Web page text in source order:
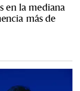
en la mediana
más de